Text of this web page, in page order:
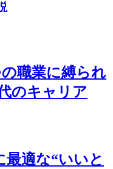
職業に縛られ
のキャリア
最適な“いいと